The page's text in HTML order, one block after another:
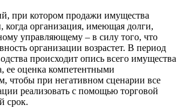
при котором продажи имущества
когда организация, имеющая долги,
управляющему – в силу того, что
организации возрастет. В период
происходит опись всего имущества
ее оценка компетентными
чтобы при негативном сценарии все
реализовать с помощью торговой
срок.